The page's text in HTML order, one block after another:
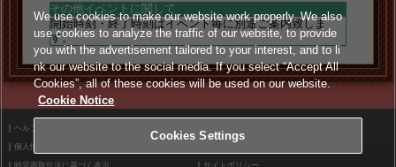
その他イベントに関して
開始時刻・終了時刻はイベント毎に別途ご案内致しま
す。
ヘルプ
個人情報等保護方針
We use cookies to make our website work properly. We also
use cookies to analyze the traffic of our website, to provide
you with the advertisement tailored to your interest, and to li
nk our website to the social media. If you select “Accept All
Cookies”, all of these cookies will be used on our website.
Cookie Notice
Cookies Settings